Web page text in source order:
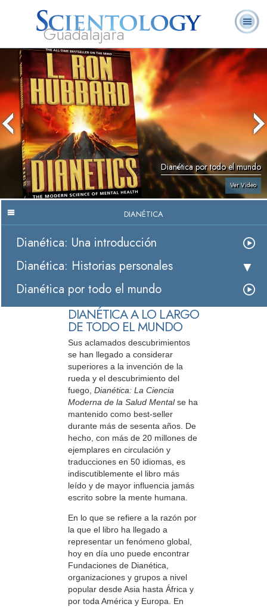
Guadalajara
L. Ronald
Hubbard
¿Qué es
Scientology?
Ministros
Voluntarios
Preguntas
Frecuentes
Libros
Dianética por todo el mundo
Ver Video
DIANÉTICA
Dianética: Una introducción
Dianética: Historias personales
Dianética por todo el mundo
DIANÉTICA A LO LARGO
DE TODO EL MUNDO
Sus aclamados descubrimientos
se han llegado a considerar
superiores a la invención de la
rueda y el descubrimiento del
fuego, Dianética: La Ciencia
Moderna de la Salud Mentalse ha
mantenido como best-seller
durante más de sesenta años. De
hecho, con más de 20 millones de
ejemplares en circulación y
traducciones en 50 idiomas, es
indiscutiblemente el libro más
leído y de mayor influencia jamás
escrito sobre la mente humana.
En lo que se refiere a la razón por
la que el libro ha llegado a
representar un fenómeno global,
hoy en día uno puede encontrar
Fundaciones de Dianética,
organizaciones y grupos a nivel
popular desde Asia hasta África y
por toda América y Europa. En